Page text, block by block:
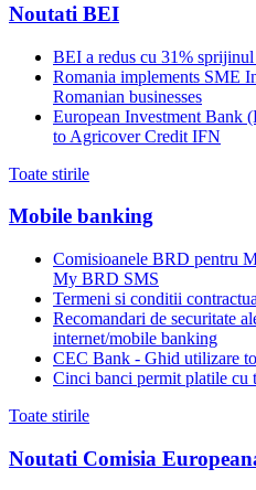
Noutati BEI
BEI a redus cu 31%
Romania implements SME
Romanian businesses
European Investment Bank
to Agricover Credit IFN
Toate stirile
Mobile banking
Comisioanele BRD pentru
My BRD SMS
Termeni si conditii
Recomandari de securitate
internet/mobile banking
CEC Bank - Ghid utilizare
Cinci banci permit platile
Toate stirile
Noutati Comisia